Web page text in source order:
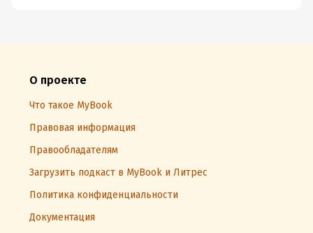
О проекте
Что такое MyBook
Правовая информация
Правообладателям
Загрузить подкаст в MyBook и Литрес
Политика конфиденциальности
Документация